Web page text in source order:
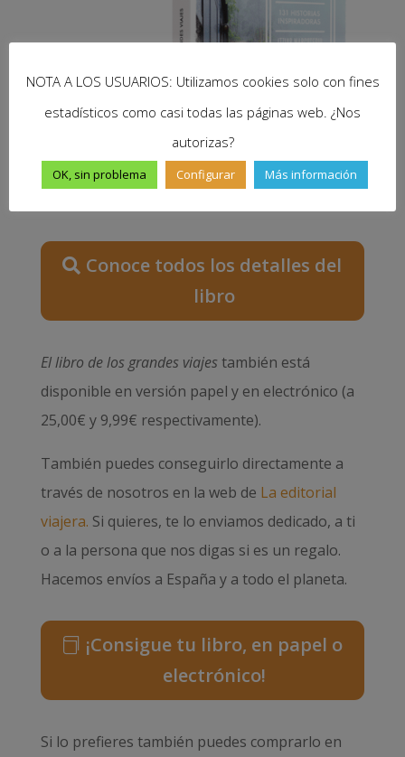
Conoce todos los detalles del
libro
El libro de los grandes viajes también está
disponible en versión papel y en electrónico (a
25,00€ y 9,99€ respectivamente).
También puedes conseguirlo directamente a
través de nosotros en la web de La editorial
viajera. Si quieres, te lo enviamos dedicado, a ti
o a la persona que nos digas si es un regalo.
Hacemos envíos a España y a todo el planeta.
¡Consigue tu libro, en papel o
electrónico!
Si lo prefieres también puedes comprarlo en
NOTA A LOS USUARIOS: Utilizamos cookies solo con fines
estadísticos como casi todas las páginas web. ¿Nos
autorizas?
OK, sin problema Configurar Más información